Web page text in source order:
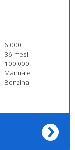
6.000
36 mesi
100.000
Manuale
Benzina